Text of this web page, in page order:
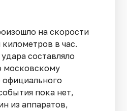
на скорости
в час.
составляло
московскому
пока нет,
из аппаратов,